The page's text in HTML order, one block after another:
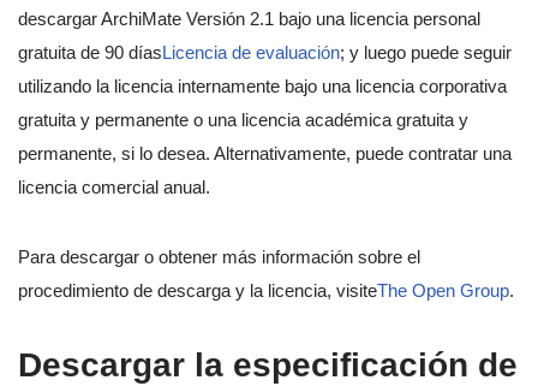
descargar ArchiMate Versión 2.1 bajo una licencia personal
gratuita de 90 díasLicencia de evaluación; y luego puede seguir
utilizando la licencia internamente bajo una licencia corporativa
gratuita y permanente o una licencia académica gratuita y
permanente, si lo desea. Alternativamente, puede contratar una
licencia comercial anual.
Para descargar o obtener más información sobre el
procedimiento de descarga y la licencia, visiteThe Open Group.
Descargar la especificación de